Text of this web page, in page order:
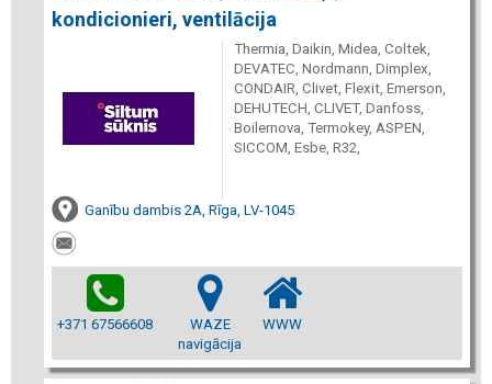
kondicionieri, ventilācija
Thermia, Daikin, Midea, Coltek,
DEVATEC, Nordmann, Dimplex,
CONDAIR, Clivet, Flexit, Emerson,
DEHUTECH, CLIVET, Danfoss,
Boilernova, Termokey, ASPEN,
SICCOM, Esbe, R32,
Ganību dambis 2A, Rīga, LV-1045
+371 67566608
WAZE
navigācija
WWW